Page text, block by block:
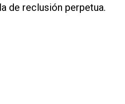
de reclusión perpetua.